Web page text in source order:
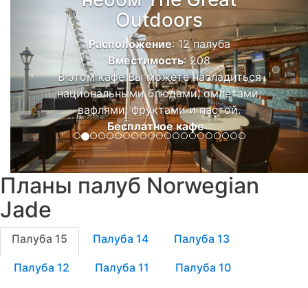
Outdoors
Расположение: 12 палуба
Вместимость: 208
В этом кафе Вы можете насладиться
национальными блюдами, омлетами,
вафлями, фруктами и пастой.
Бесплатное кафе
Планы палуб Norwegian
Jade
Палуба 15 Палуба 14 Палуба 13
Палуба 12 Палуба 11 Палуба 10